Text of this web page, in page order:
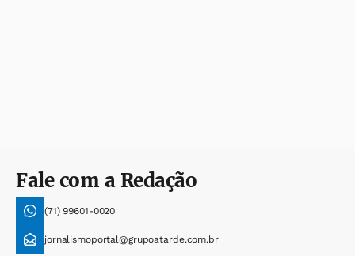
Fale com a Redação
(71) 99601-0020
jornalismoportal@grupoatarde.com.br